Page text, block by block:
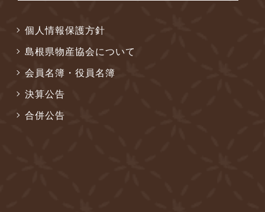
個人情報保護方針
島根県物産協会について
会員名簿・役員名簿
決算公告
合併公告